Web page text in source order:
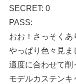
SECRET: 0
PASS:
おお！さっそくあ
やっぱり色々見ま
適度に合わせて削
モデルカステン